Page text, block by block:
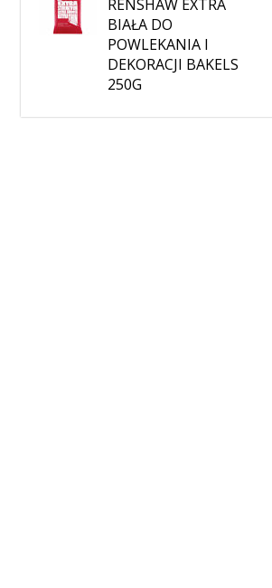
RENSHAW EXTRA
BIAŁA DO
POWLEKANIA I
DEKORACJI BAKELS
250G